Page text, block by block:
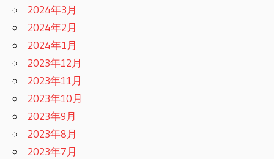
2024年3月
2024年2月
2024年1月
2023年12月
2023年11月
2023年10月
2023年9月
2023年8月
2023年7月